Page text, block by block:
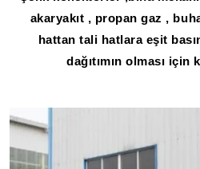
akaryakıt , propan gaz ,
hattan tali hatlara eşit
dağıtımın olması için